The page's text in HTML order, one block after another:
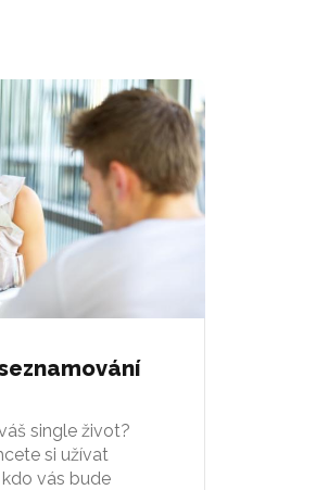
single život?
si užívat
vás bude